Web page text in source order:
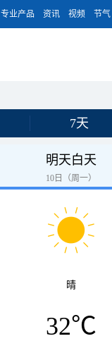
专业产品 资讯 视频 节气
7天
明天白天
10日（周一）
晴
32℃